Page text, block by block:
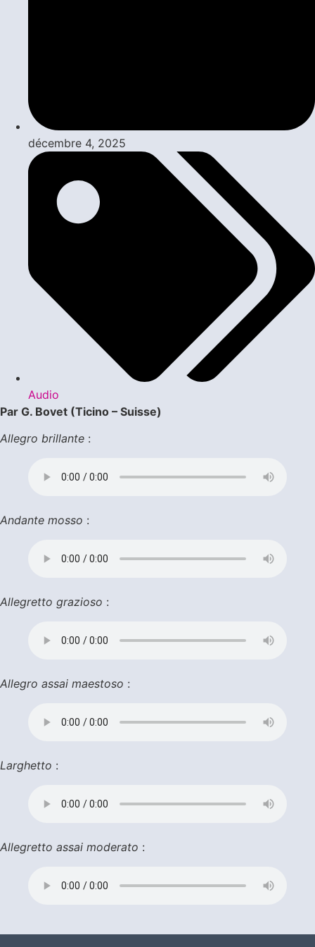
décembre 4, 2025
Audio
Par G. Bovet (Ticino – Suisse)
Allegro brillante :
Andante mosso :
Allegretto grazioso :
Allegro assai maestoso :
Larghetto :
Allegretto assai moderato :